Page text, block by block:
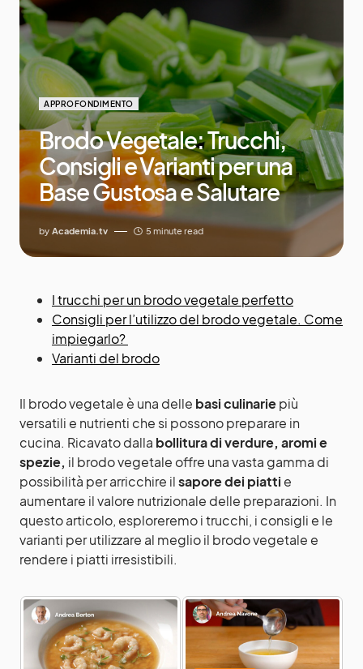
APPROFONDIMENTO
Brodo Vegetale: Trucchi,
Consigli e Varianti per una
Base Gustosa e Salutare
by Academia.tv 5 minute read
I trucchi per un brodo vegetale perfetto
Consigli per l’utilizzo del brodo vegetale. Come
impiegarlo?
Varianti del brodo
Il brodo vegetale è una delle basi culinariepiù
versatili e nutrienti che si possono preparare in
cucina. Ricavato dalla bollitura di verdure, aromi e
spezie, il brodo vegetale offre una vasta gamma di
possibilità per arricchire ilsapore dei piatti e
aumentare il valore nutrizionale delle preparazioni. In
questo articolo, esploreremo i trucchi, i consigli e le
varianti per utilizzare al meglio il brodo vegetale e
rendere i piatti irresistibili.